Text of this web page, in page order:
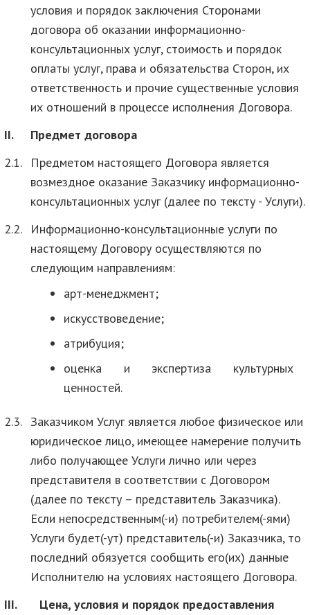
условия и порядок заключения Сторонами
договора об оказании информационно-
консультационных услуг, стоимость и порядок
оплаты услуг, права и обязательства Сторон, их
ответственность и прочие существенные условия
их отношений в процессе исполнения Договора.
II.
Предмет договора
2.1.
Предметом настоящего Договора является
возмездное оказание Заказчику информационно-
консультационных услуг (далее по тексту - Услуги).
2.2.
Информационно-консультационные услуги по
настоящему Договору осуществляются по
следующим направлениям:
арт-менеджмент;
искусствоведение;
атрибуция;
оценка и экспертиза культурных
ценностей.
2.3. Заказчиком Услуг является любое физическое или
юридическое лицо, имеющее намерение получить
либо получающее Услуги лично или через
представителя в соответствии с Договором
(далее по тексту – представитель Заказчика).
Если непосредственным(-и) потребителем(-ями)
Услуги будет(-ут) представитель(-и) Заказчика, то
последний обязуется сообщить его(их) данные
Исполнителю на условиях настоящего Договора.
III.
Цена, условия и порядок предоставления